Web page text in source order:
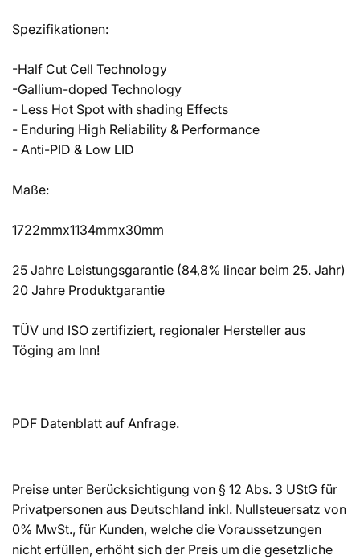
Spezifikationen:
-Half Cut Cell Technology
-Gallium-doped Technology
- Less Hot Spot with shading Effects
- Enduring High Reliability & Performance
- Anti-PID & Low LID
Maße:
1722mmx1134mmx30mm
25 Jahre Leistungsgarantie (84,8% linear beim 25. Jahr)
20 Jahre Produktgarantie
TÜV und ISO zertifiziert, regionaler Hersteller aus
Töging am Inn!
PDF Datenblatt auf Anfrage.
Preise unter Berücksichtigung von § 12 Abs. 3 UStG für
Privatpersonen aus Deutschland inkl. Nullsteuersatz von
0% MwSt., für Kunden, welche die Voraussetzungen
nicht erfüllen, erhöht sich der Preis um die gesetzliche